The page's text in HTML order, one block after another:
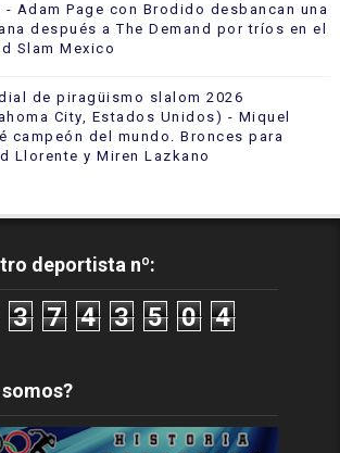
- Adam Page con Brodido desbancan una
después a The Demand por tríos en el
Slam Mexico
de piragüismo slalom 2026
City, Estados Unidos) - Miquel
campeón del mundo. Bronces para
Llorente y Miren Lazkano
deportista nº:
3 7 4 3 5 0 4